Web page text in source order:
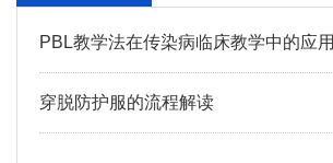
PBL教学法在传染病临床教学中的应用
穿脱防护服的流程解读